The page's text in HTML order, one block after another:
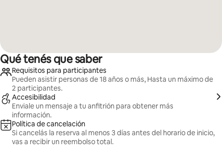
Qué tenés que saber
Requisitos para participantes
Pueden asistir personas de 18 años o más, Hasta un máximo de
2 participantes.
Accesibilidad
Enviale un mensaje a tu anfitrión para obtener más
información.
Política de cancelación
Si cancelás la reserva al menos 3 días antes del horario de inicio,
vas a recibir un reembolso total.